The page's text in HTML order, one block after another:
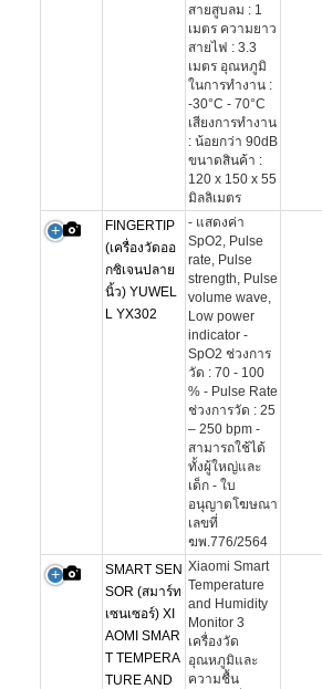
สายสูบลม : 1
เมตร ความยาว
สายไฟ : 3.3
เมตร อุณหภูมิ
ในการทำงาน :
-30°C - 70°C
เสียงการทำงาน
: น้อยกว่า 90dB
ขนาดสินค้า :
120 x 150 x 55
มิลลิเมตร
FINGERTIP
(เครื่องวัดออ
กซิเจนปลาย
นิ้ว) YUWEL
L YX302
- แสดงค่า
SpO2, Pulse
rate, Pulse
strength, Pulse
volume wave,
Low power
indicator -
SpO2 ช่วงการ
วัด : 70 - 100
% - Pulse Rate
ช่วงการวัด : 25
– 250 bpm -
สามารถใช้ได้
ทั้งผู้ใหญ่และ
เด็ก - ใบ
อนุญาตโฆษณา
เลขที่
ฆพ.776/2564
SMART SEN
SOR (สมาร์ท
เซนเซอร์) XI
AOMI SMAR
T TEMPERA
TURE AND
Xiaomi Smart
Temperature
and Humidity
Monitor 3
เครื่องวัด
อุณหภูมิและ
ความชื้น